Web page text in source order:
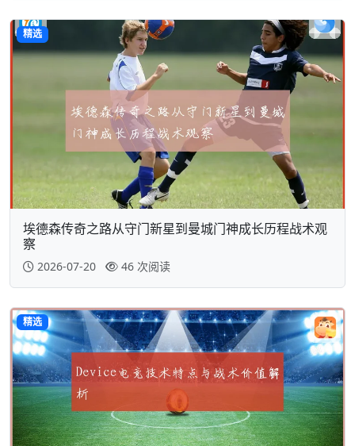
精选
埃德森传奇之路从守门新星到曼城门神成长历程战术观
察
2026-07-20 46 次阅读
精选